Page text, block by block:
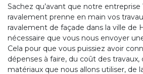
Sachez qu’avant que notre
ravalement prenne en main vos
ravalement de façade dans la ville de
nécessaire que vous nous envoyer
Cela pour que vous puissiez avoir
dépenses à faire, du coût des
matériaux que nous allons utiliser, de